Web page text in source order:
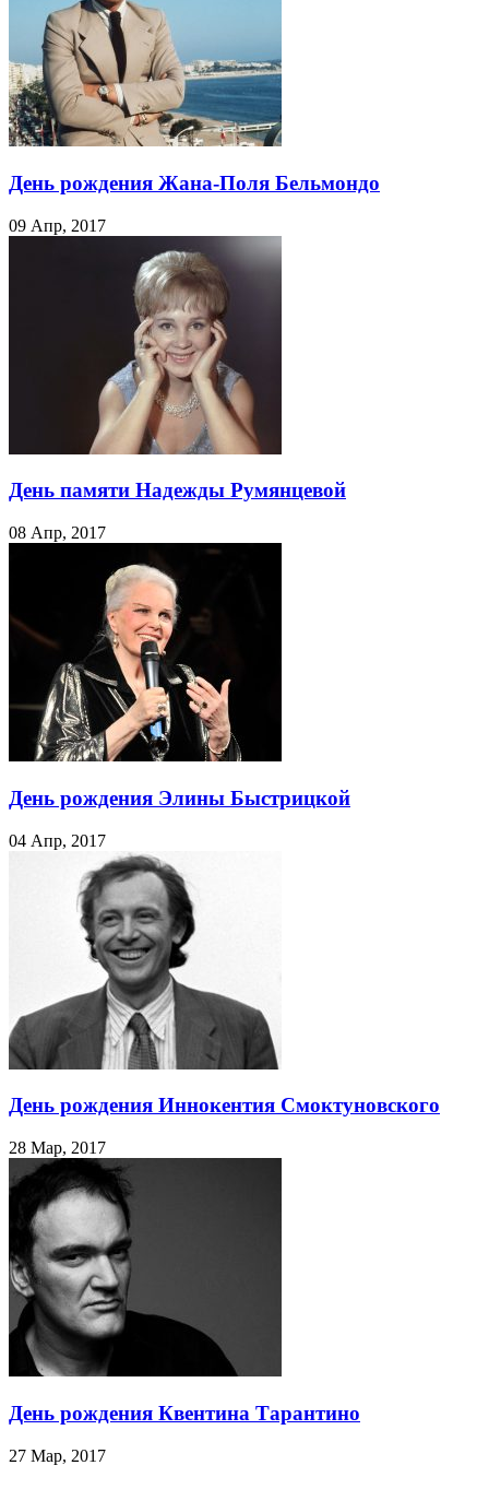
День рождения Жана-Поля Бельмондо
09 Апр, 2017
День памяти Надежды Румянцевой
08 Апр, 2017
День рождения Элины Быстрицкой
04 Апр, 2017
День рождения Иннокентия Смоктуновского
28 Мар, 2017
День рождения Квентина Тарантино
27 Мар, 2017